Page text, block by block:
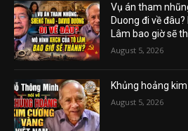
Vụ án tham
Duong đi về
Lâm bao giờ sẽ
August 5, 2026
Khủng hoảng
August 5, 2026